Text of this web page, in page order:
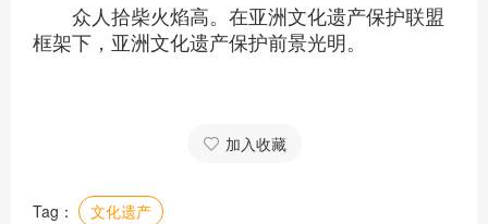
众人拾柴火焰高。在亚洲文化遗产保护联盟
框架下，亚洲文化遗产保护前景光明。
加入收藏
Tag： 文化遗产